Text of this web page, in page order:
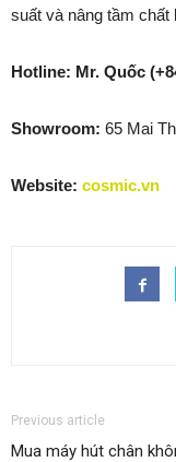
suất và nâng tầm chất
Hotline: Mr. Quốc
Showroom: 65 Mai
Website: cosmic.vn
Previous article
Mua máy hút chân